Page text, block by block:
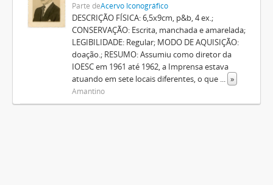
Parte deAcervo Iconográfico
DESCRIÇÃO FÍSICA: 6,5x9cm, p&b, 4 ex.;
CONSERVAÇÃO: Escrita, manchada e amarelada;
LEGIBILIDADE: Regular; MODO DE AQUISIÇÃO:
doação.; RESUMO: Assumiu como diretor da
IOESC em 1961 até 1962, a Imprensa estava
atuando em sete locais diferentes, o que ... »
Amantino